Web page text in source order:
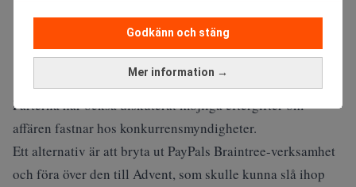
Mer information →
Godkänn och stäng
Parterna har också diskuterat möjliga eftergifter om
affären fastnar hos konkurrensmyndigheter.
Ett alternativ är att bryta ut PayPals Braintree-verksamhet
och föra över den till Advent, som skulle kunna slå ihop